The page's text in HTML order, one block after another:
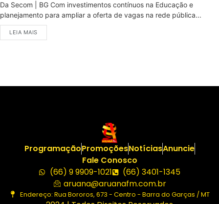
Da Secom | BG Com investimentos contínuos na Educação e
planejamento para ampliar a oferta de vagas na rede pública...
LEIA MAIS
ProgramaçãoPromoçõesNotíciasAnuncie
Fale Conosco
(66) 9 9909-1021
(66) 3401-1345
aruana@aruanafm.com.br
Endereço: Rua Bororos, 673 - Centro - Barra do Garças / MT